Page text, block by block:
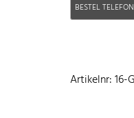
BESTEL
Artikelnr: 16-